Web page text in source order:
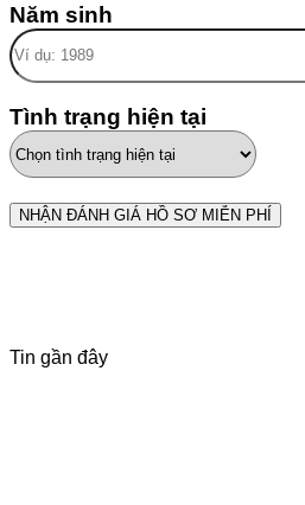
Năm sinh
Tình trạng hiện tại
Tin gần đây